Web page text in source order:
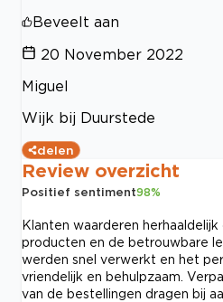
Beveelt aan
20 November 2022
Miguel
Wijk bij Duurstede
delen
Review overzicht
Positief sentiment98%
Klanten waarderen
producten en de betrouwbare
werden snel verwerkt en het
vriendelijk en behulpzaam.
van de bestellingen dragen bij